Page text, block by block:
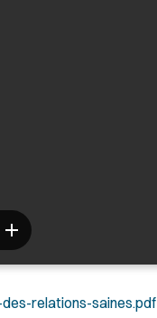
relations-saines.pdf